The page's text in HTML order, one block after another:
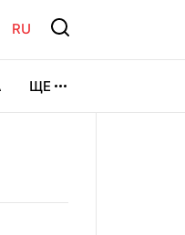
RU
ЩЕ